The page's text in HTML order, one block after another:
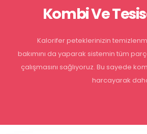
Kombi Ve
Kalorifer peteklerinizin
bakımını da yaparak sistemin tüm
çalışmasını sağlıyoruz. Bu sayede
harcayarak